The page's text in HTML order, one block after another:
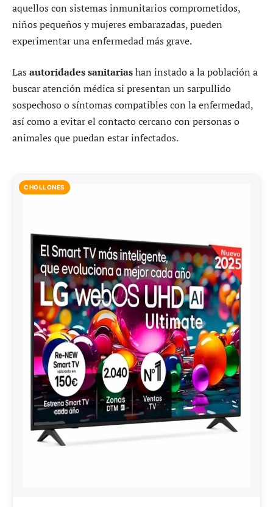
aquellos con sistemas inmunitarios comprometidos,
niños pequeños y mujeres embarazadas, pueden
experimentar una enfermedad más grave.
Las autoridades sanitariashan instado a la población a
buscar atención médica si presentan un sarpullido
sospechoso o síntomas compatibles con la enfermedad,
así como a evitar el contacto cercano con personas o
animales que puedan estar infectados.
CHOLLONES